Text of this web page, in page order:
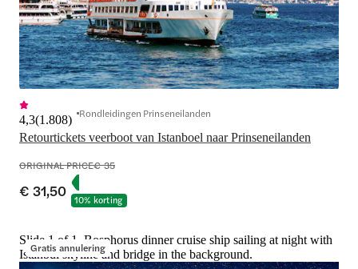
Retourtickets veerboot van Istanboel naar Prinseneilanden
4,3(1.808) Rondleidingen Prinseneilanden
ORIGINAL PRICE€ 35
€ 31,50 10% korting
Gratis annulering
Slide 1 of 1, Bosphorus dinner cruise ship sailing at night with
Istanbul skyline and bridge in the background.